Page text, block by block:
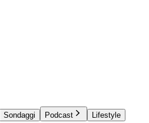
Sondaggi Podcast Lifestyle